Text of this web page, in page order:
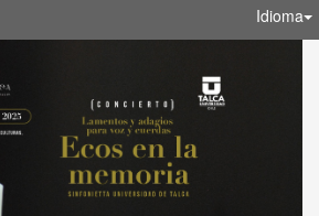
Idioma